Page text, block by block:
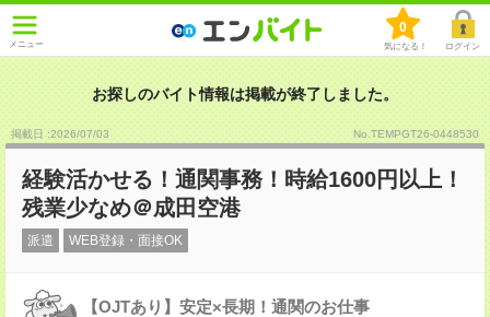
メニュー
0
気になる！ ログイン
お探しのバイト情報は掲載が終了しました。
掲載日 :2026/07/03 No.TEMPGT26-0448530
経験活かせる！通関事務！時給1600円以上！
残業少なめ＠成田空港
派遣 WEB登録・面接OK
【OJTあり】安定×長期！通関のお仕事